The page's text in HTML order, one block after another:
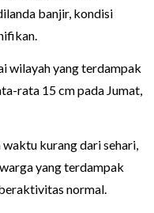
banjir, kondisi
wilayah yang terdampak
rata 15 cm pada Jumat,
kurang dari sehari,
yang terdampak
normal.